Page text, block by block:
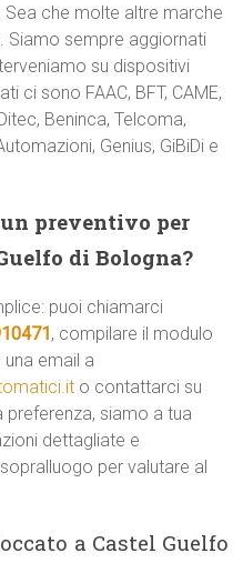
che molte altre marche
Siamo sempre aggiornati
su dispositivi
ci sono FAAC, BFT, CAME,
Beninca, Telcoma,
Genius, GiBiDi e
preventivo per
di Bologna?
puoi chiamarci
, compilare il modulo
email a
o contattarci su
preferenza, siamo a tua
dettagliate e
per valutare al
a Castel Guelfo